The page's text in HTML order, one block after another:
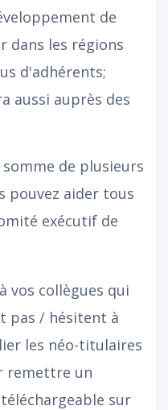
de
dans les régions
d'adhérents;
aussi auprès des
de plusieurs
pouvez aider tous
exécutif de
vos collègues qui
pas / hésitent à
les néo-titulaires
remettre un
sur